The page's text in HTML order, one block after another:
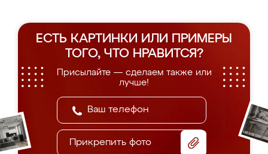
ЕСТЬ КАРТИНКИ ИЛИ ПРИМЕРЫ
ТОГО, ЧТО НРАВИТСЯ?
Присылайте — сделаем также или
лучше!
Прикрепить фото